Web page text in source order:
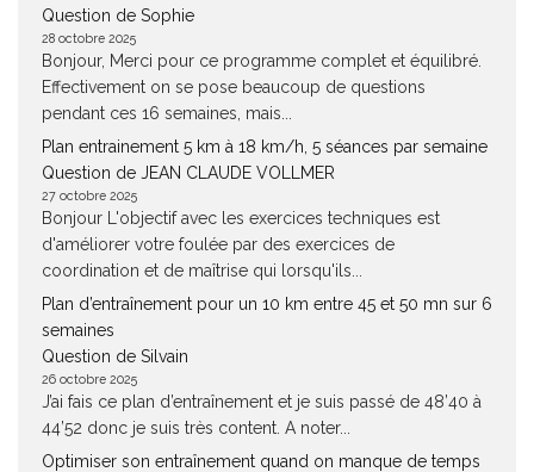
Question de Sophie
28 octobre 2025
Bonjour, Merci pour ce programme complet et équilibré.
Effectivement on se pose beaucoup de questions
pendant ces 16 semaines, mais...
Plan entrainement 5 km à 18 km/h, 5 séances par semaine
Question de JEAN CLAUDE VOLLMER
27 octobre 2025
Bonjour L'objectif avec les exercices techniques est
d'améliorer votre foulée par des exercices de
coordination et de maîtrise qui lorsqu'ils...
Plan d’entraînement pour un 10 km entre 45 et 50 mn sur 6
semaines
Question de Silvain
26 octobre 2025
J’ai fais ce plan d’entraînement et je suis passé de 48’40 à
44’52 donc je suis très content. A noter...
Optimiser son entraînement quand on manque de temps